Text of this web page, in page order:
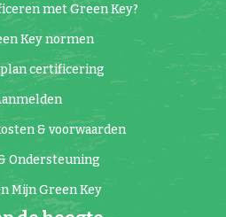
met Green Key?
Key normen
certificering
& voorwaarden
Ondersteuning
Mijn Green Key